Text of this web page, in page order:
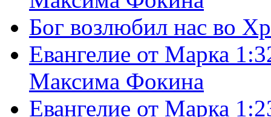
Бог возлюбил нас во
Евангелие от Марка
Максима Фокина
Евангелие от Марка